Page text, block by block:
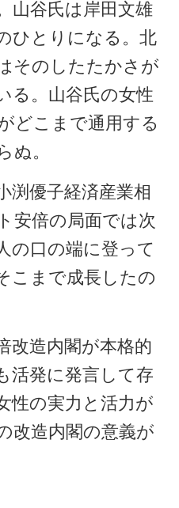
山谷氏は岸田文雄
ひとりになる。北
そのしたたかさが
る。山谷氏の女性
どこまで通用する
ぬ。
優子経済産業相
安倍の局面では次
の口の端に登って
こまで成長したの
造内閣が本格的
活発に発言して存
性の実力と活力が
改造内閣の意義が